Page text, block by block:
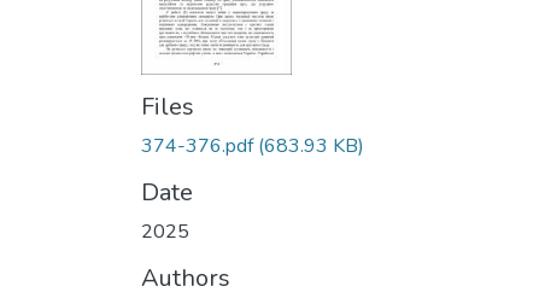
Files
374-376.pdf(683.93 KB)
Date
2025
Authors